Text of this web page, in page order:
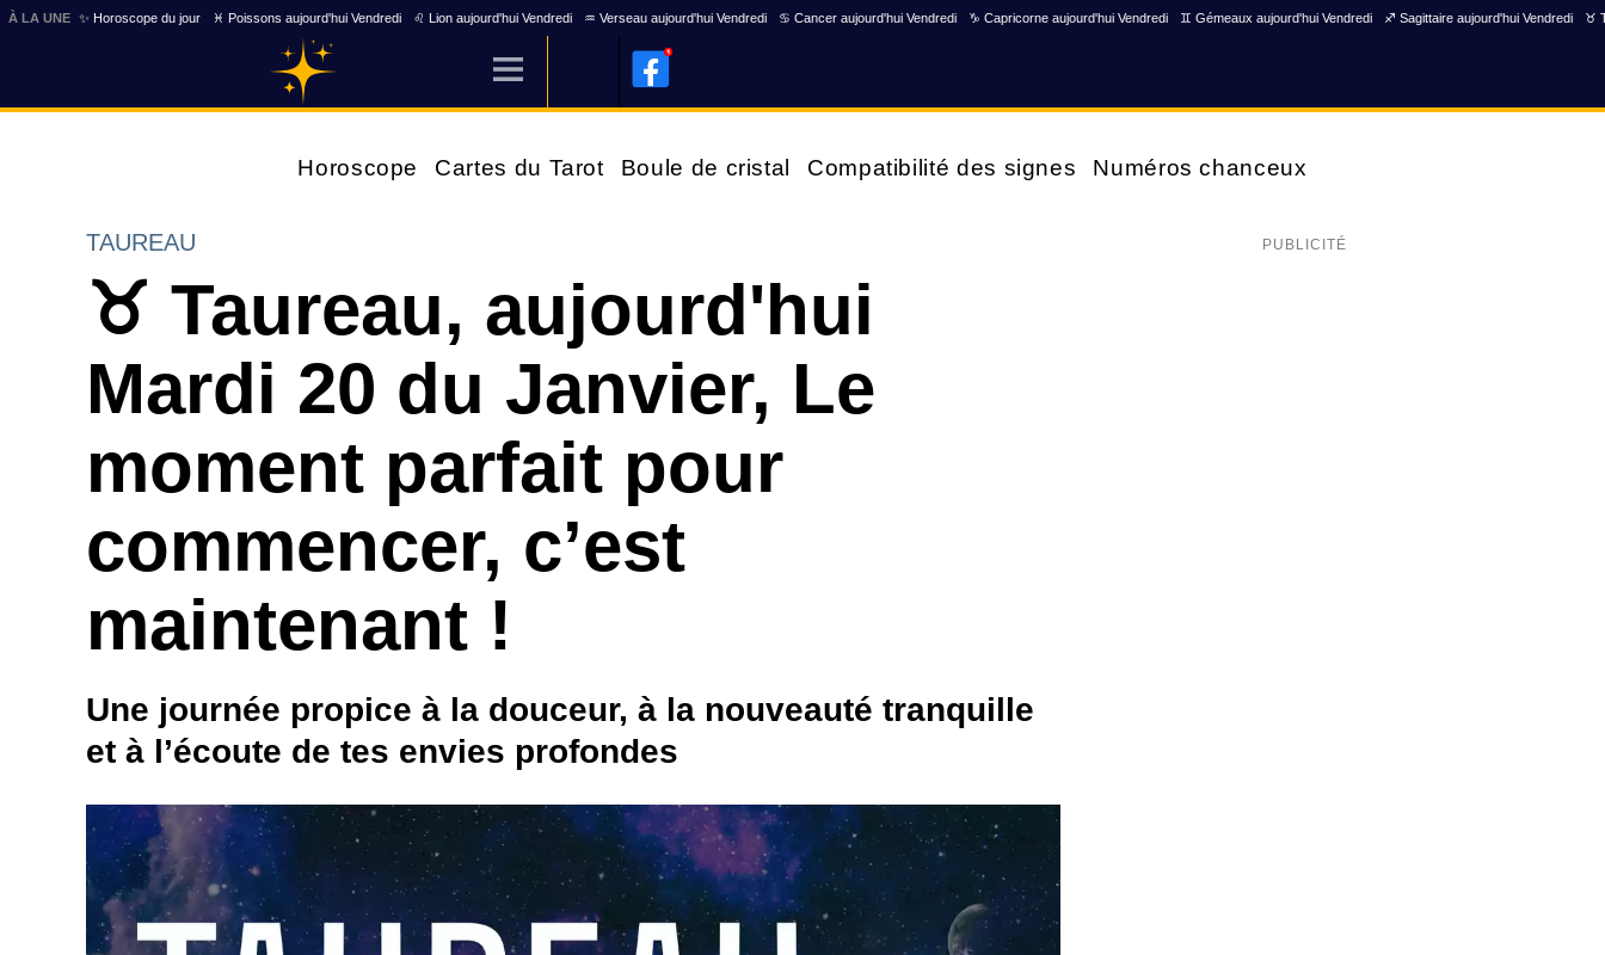
À LA UNE ✨ Horoscope du jour ♓ Poissons aujourd'hui Vendredi ♌ Lion aujourd'hui Vendredi ♒ Verseau aujourd'hui Vendredi ♋ Cancer aujourd'hui Vendredi ♑ Capricorne aujourd'hui Vendredi ♊ Gémeaux aujourd'hui Vendredi ♐ Sagittaire aujourd'hui Vendredi ♉
Horoscope Cartes du Tarot Boule de cristal Compatibilité des signes Numéros chanceux
TAUREAU
♉ Taureau, aujourd'hui
Mardi 20 du Janvier, Le
moment parfait pour
commencer, c’est
maintenant !
Une journée propice à la douceur, à la nouveauté tranquille
et à l’écoute de tes envies profondes